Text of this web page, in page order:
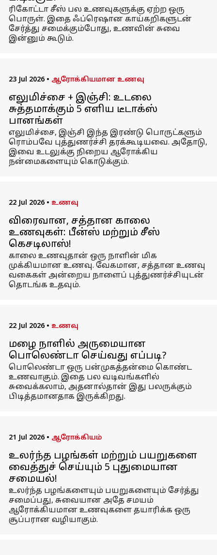
ரிகோட்டா சீஸ் பல உணவுகளுக்கு ஏற்ற ஒரு
பொருள். இதை ஃப்ரெஷான காய்கறிகளுடன்
சேர்த்து சமைக்கும்போது, உணவின் சுவை
இன்னும் கூடும்.
23 Jul 2026 • ஆரோக்கியமான உணவு
எலுமிச்சை + இஞ்சி: உடலை
சுத்தமாக்கும் 5 எளிய டீடாக்ஸ்
பானங்கள்
எலுமிச்சை, இஞ்சி இந்த இரண்டு பொருட்களும்
ரொம்பவே புத்துணர்ச்சி தரக்கூடியவை. அதோடு,
இவை உடலுக்கு நிறைய ஆரோக்கிய
நன்மைகளையும் கொடுக்கும்.
22 Jul 2026 • உணவு
விரைவான, சத்தான காலை
உணவுகள்: பீன்ஸ் மற்றும் சீஸ்
கெசடிலாஸ்!
காலை உணவுதான் ஒரு நாளின் மிக
முக்கியமான உணவு. வேகமான, சத்தான உணவு
வகைகள் அன்றைய நாளைப் புத்துணர்ச்சியுடன்
தொடங்க உதவும்.
22 Jul 2026 • உணவு
மழை நாளில் அருமையான
பொலெண்டா செய்வது எப்படி?
பொலெண்டா ஒரு பன்முகத்தன்மை கொண்ட
உணவாகும். இதை பல வடிவங்களில்
சுவைக்கலாம், அதனால்தான் இது பலருக்கும்
பிடித்தமானதாக இருக்கிறது.
21 Jul 2026 • ஆரோக்கியம்
உலர்ந்த பழங்கள் மற்றும் பயறுகளை
வைத்துச் செய்யும் 5 புதுமையான
சமையல்!
உலர்ந்த பழங்களையும் பயறுகளையும் சேர்த்து
சமைப்பது, சுவையான அதே சமயம்
ஆரோக்கியமான உணவுகளை தயாரிக்க ஒரு
சூப்பரான வழியாகும்.